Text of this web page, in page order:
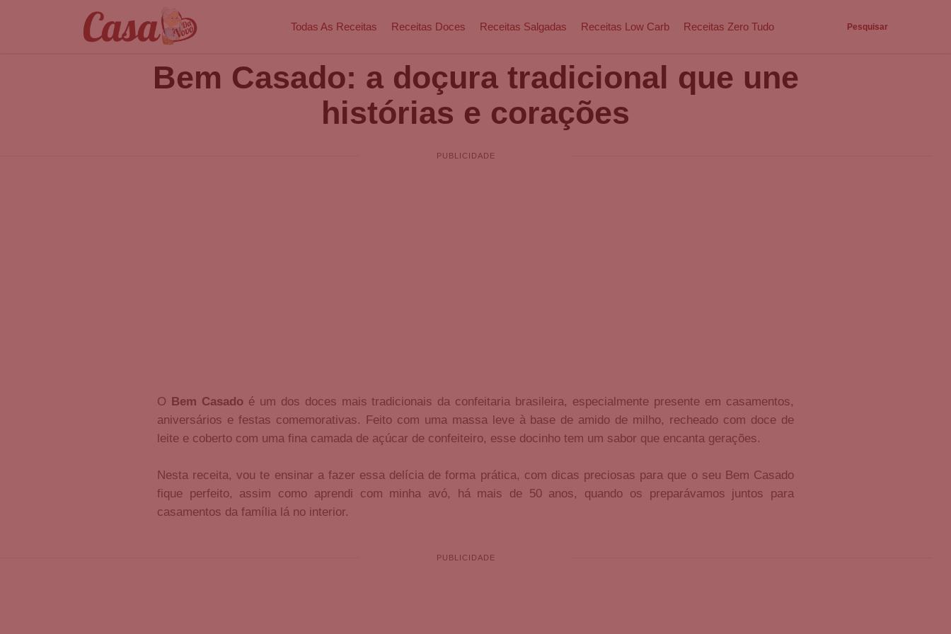
Todas As Receitas Receitas Doces Receitas Salgadas Receitas Low Carb Receitas Zero Tudo Pesquisar
Bem Casado: a doçura tradicional que une
histórias e corações
O Bem Casadoé um dos doces mais tradicionais da confeitaria brasileira, especialmente presente em casamentos,
aniversários e festas comemorativas. Feito com uma massa leve à base de amido de milho, recheado com doce de
leite e coberto com uma fina camada de açúcar de confeiteiro, esse docinho tem um sabor que encanta gerações.
Nesta receita, vou te ensinar a fazer essa delícia de forma prática, com dicas preciosas para que o seu Bem Casado
fique perfeito, assim como aprendi com minha avó, há mais de 50 anos, quando os preparávamos juntos para
casamentos da família lá no interior.